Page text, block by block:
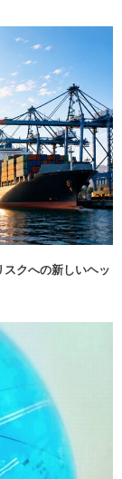
クへの新しいヘッ